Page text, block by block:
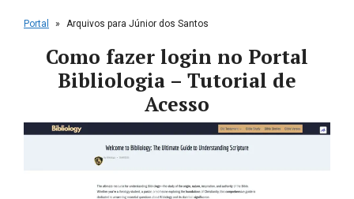
Portal » Arquivos para Júnior dos Santos
Como fazer login no Portal
Bibliologia – Tutorial de
Acesso